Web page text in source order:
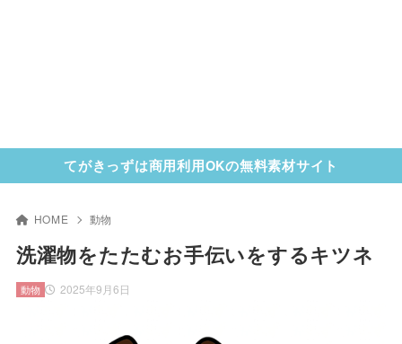
てがきっずは商用利用OKの無料素材サイト
HOME 動物
洗濯物をたたむお手伝いをするキツネ
2025年9月6日
動物